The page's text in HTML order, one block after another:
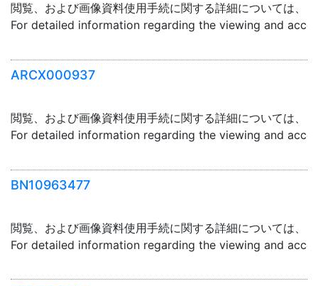
閲覧、および画像資料使用手続に関する詳細については、「
For detailed information regarding the viewing and
ARCX000937
閲覧、および画像資料使用手続に関する詳細については、「
For detailed information regarding the viewing and
BN10963477
閲覧、および画像資料使用手続に関する詳細については、「
For detailed information regarding the viewing and